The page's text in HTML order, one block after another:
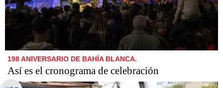
198 ANIVERSARIO DE BAHÍA BLANCA.
Así es el cronograma de celebración